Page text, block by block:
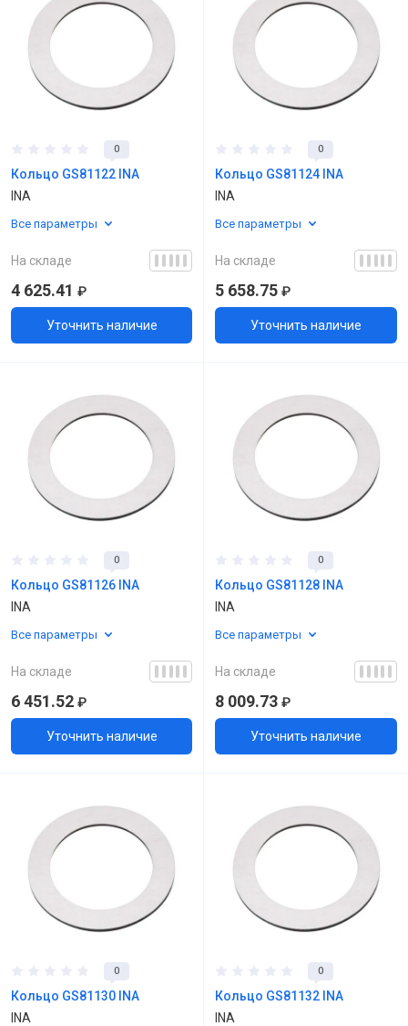
0
Кольцо GS81122 INA
INA
Все параметры
На складе
4 625.41 ₽
Уточнить наличие
0
Кольцо GS81124 INA
INA
Все параметры
На складе
5 658.75 ₽
Уточнить наличие
0
Кольцо GS81126 INA
INA
Все параметры
На складе
6 451.52 ₽
Уточнить наличие
0
Кольцо GS81128 INA
INA
Все параметры
На складе
8 009.73 ₽
Уточнить наличие
0
Кольцо GS81130 INA
INA
0
Кольцо GS81132 INA
INA